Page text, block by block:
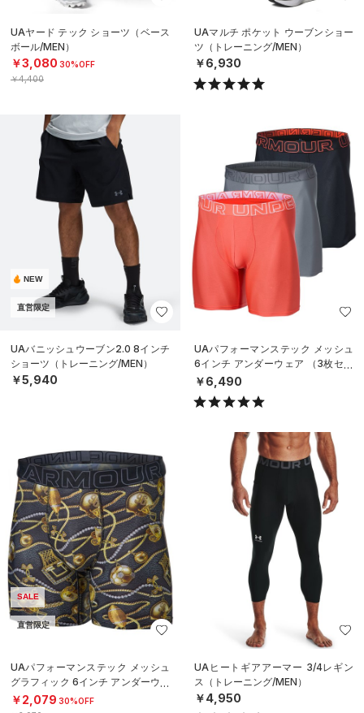
UAヤード テック ショーツ（ベース
ボール/MEN）
￥3,080 30%OFF
￥4,400
UAマルチ ポケット ウーブンショー
ツ（トレーニング/MEN）
￥6,930
NEW
直営限定
UAバニッシュウーブン2.0 8インチ
ショーツ（トレーニング/MEN）
￥5,940
UAパフォーマンステック メッシュ
6インチ アンダーウェア （3枚セッ
ト）（トレーニング/MEN）
￥6,490
SALE
直営限定
UAパフォーマンステック メッシュ
グラフィック 6インチ アンダーウェ
ア（トレーニング/MEN）
￥2,079 30%OFF
UAヒートギアアーマー 3/4レギン
ス（トレーニング/MEN）
￥4,950